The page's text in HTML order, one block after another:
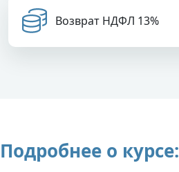
Возврат НДФЛ 13%
Подробнее о курсе: